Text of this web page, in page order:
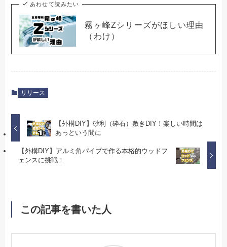
あわせて読みたい
霧ヶ峰Zシリーズがほしい理由
（わけ）
リリース
【外構DIY】砂利（砕石）敷きDIY！楽しい時間は
あっという間に
【外構DIY】アルミ角パイプで作る本格的ウッドフ
ェンスに挑戦！
この記事を書いた人